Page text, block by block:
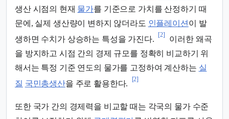
생산 시점의 현재 물가를 기준으로 가치를 산정하기 때
문에, 실제 생산량이 변하지 않더라도 인플레이션 이 발
생하면 수치가 상승하는 특성을 가진다.
[2]
이러한 왜곡
을 방지하고 시점 간의 경제 규모를 정확히 비교하기 위
해서는 특정 기준 연도의 물가를 고정하여 계산하는 실
질 국민총생산을 주로 활용한다.
[2]
또한 국가 간의 경제력을 비교할 때는 각국의 물가 수준